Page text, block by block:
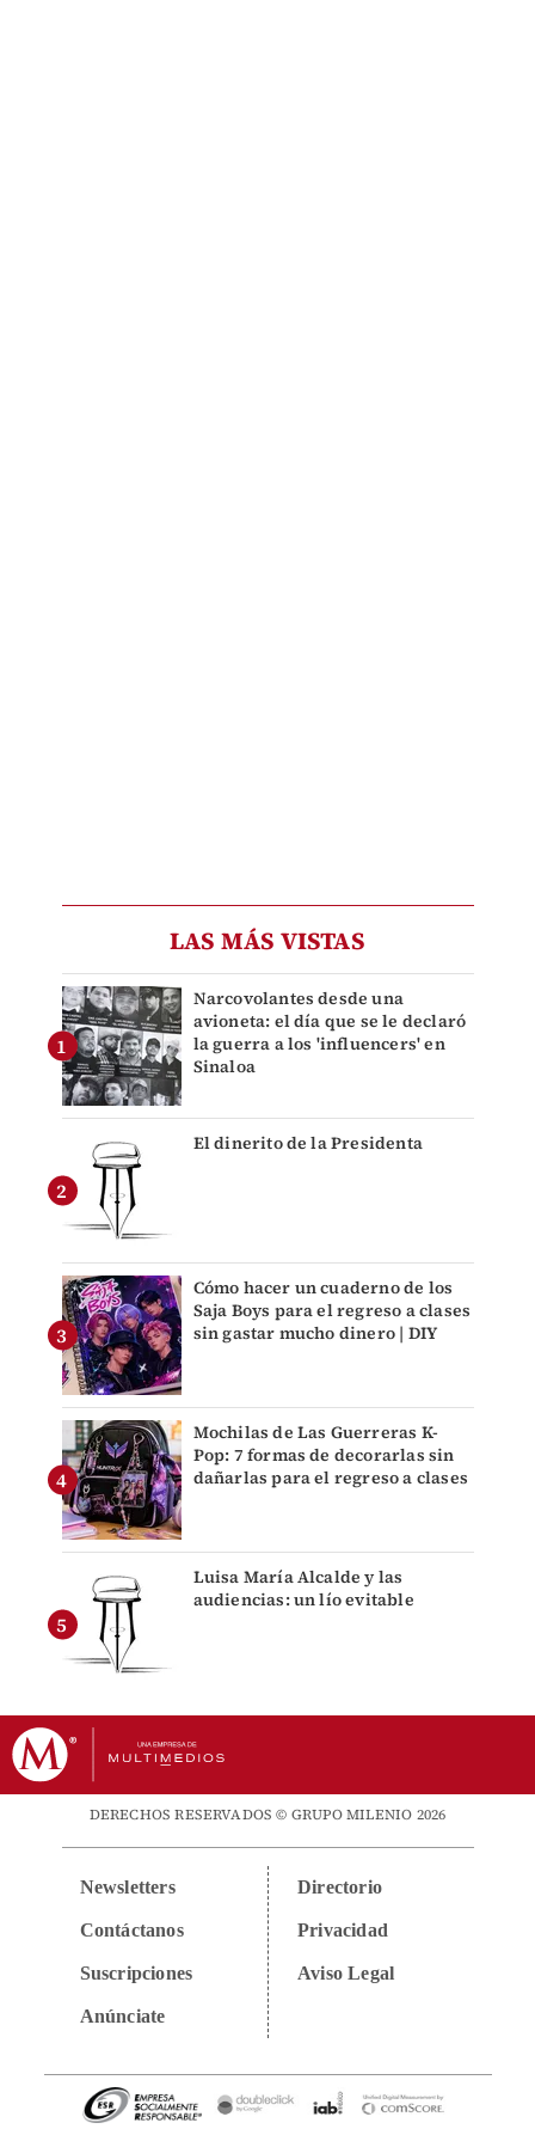
LAS MÁS VISTAS
Narcovolantes desde una
avioneta: el día que se le declaró
la guerra a los 'influencers' en
Sinaloa
El dinerito de la Presidenta
Cómo hacer un cuaderno de los
Saja Boys para el regreso a clases
sin gastar mucho dinero | DIY
Mochilas de Las Guerreras K-
Pop: 7 formas de decorarlas sin
dañarlas para el regreso a clases
Luisa María Alcalde y las
audiencias: un lío evitable
DERECHOS RESERVADOS © GRUPO MILENIO 2026
Newsletters
Contáctanos
Suscripciones
Anúnciate
Directorio
Privacidad
Aviso Legal